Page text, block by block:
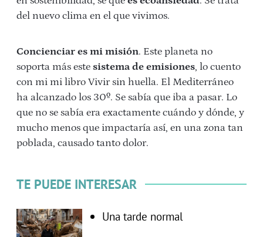
del nuevo clima en el que vivimos.
Concienciar es mi misión. Este planeta no
soporta más este sistema de emisiones, lo cuento
con mi mi libro Vivir sin huella. El Mediterráneo
ha alcanzado los 30º. Se sabía que iba a pasar. Lo
que no se sabía era exactamente cuándo y dónde, y
mucho menos que impactaría así, en una zona tan
poblada, causado tanto dolor.
TE PUEDE INTERESAR
Una tarde normal